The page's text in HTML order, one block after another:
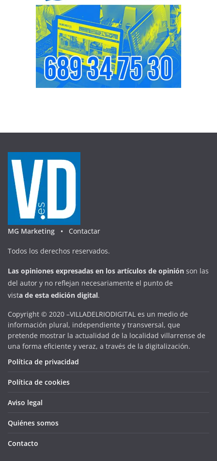
MG Marketing • Contactar
Todos los derechos reservados.
Las opiniones expresadas en los artículos de opinión son las
del autor y no reflejan necesariamente el punto de
vista de esta edición digital.
Copyright © 2020 –VILLADELRIODIGITAL es un medio de
información plural, independiente y transversal, que
pretende mostrar la actualidad de la localidad villarrense de
una forma eficiente y veraz, a través de la digitalización.
Política de privacidad
Política de cookies
Aviso legal
Quiénes somos
Contacto